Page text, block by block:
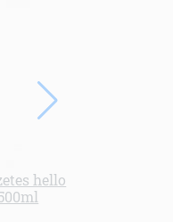
hello